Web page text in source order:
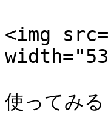
<img
使ってみる